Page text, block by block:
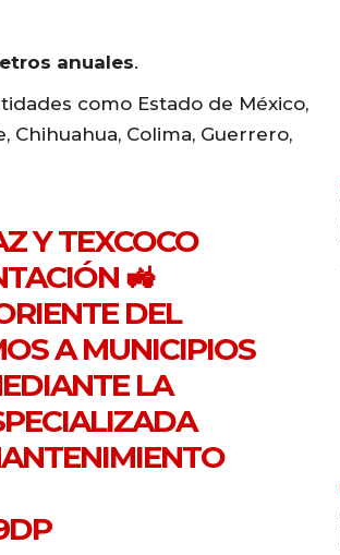
anuales.
como Estado de México,
Chihuahua, Colima, Guerrero,
Y TEXCOCO
🚜
DEL
A MUNICIPIOS
LA